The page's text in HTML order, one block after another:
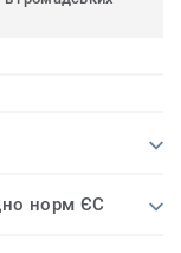
норм ЄС